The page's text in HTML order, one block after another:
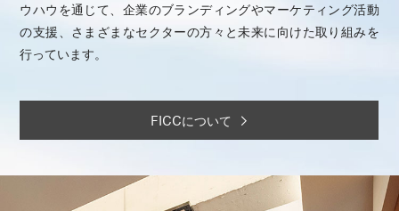
ウハウを通じて、企業のブランディングやマーケティング活動
の支援、さまざまなセクターの方々と未来に向けた取り組みを
行っています。
FICCについて